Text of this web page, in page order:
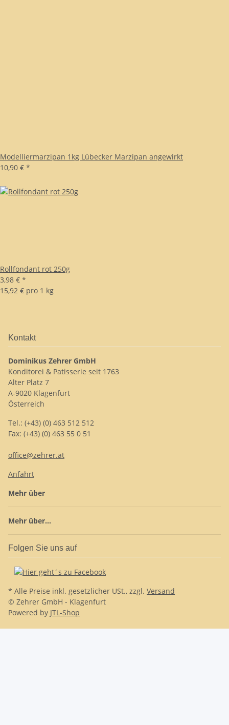
Modelliermarzipan 1kg Lübecker Marzipan angewirkt
10,90 € *
Rollfondant rot 250g
3,98 € *
15,92 € pro 1 kg
Kontakt
Dominikus Zehrer GmbH
Konditorei & Patisserie seit 1763
Alter Platz 7
A-9020 Klagenfurt
Österreich
Tel.: (+43) (0) 463 512 512
Fax: (+43) (0) 463 55 0 51
office@zehrer.at
Anfahrt
Mehr über
Mehr über...
Folgen Sie uns auf
* Alle Preise inkl. gesetzlicher USt., zzgl. Versand
© Zehrer GmbH - Klagenfurt
Powered by JTL-Shop